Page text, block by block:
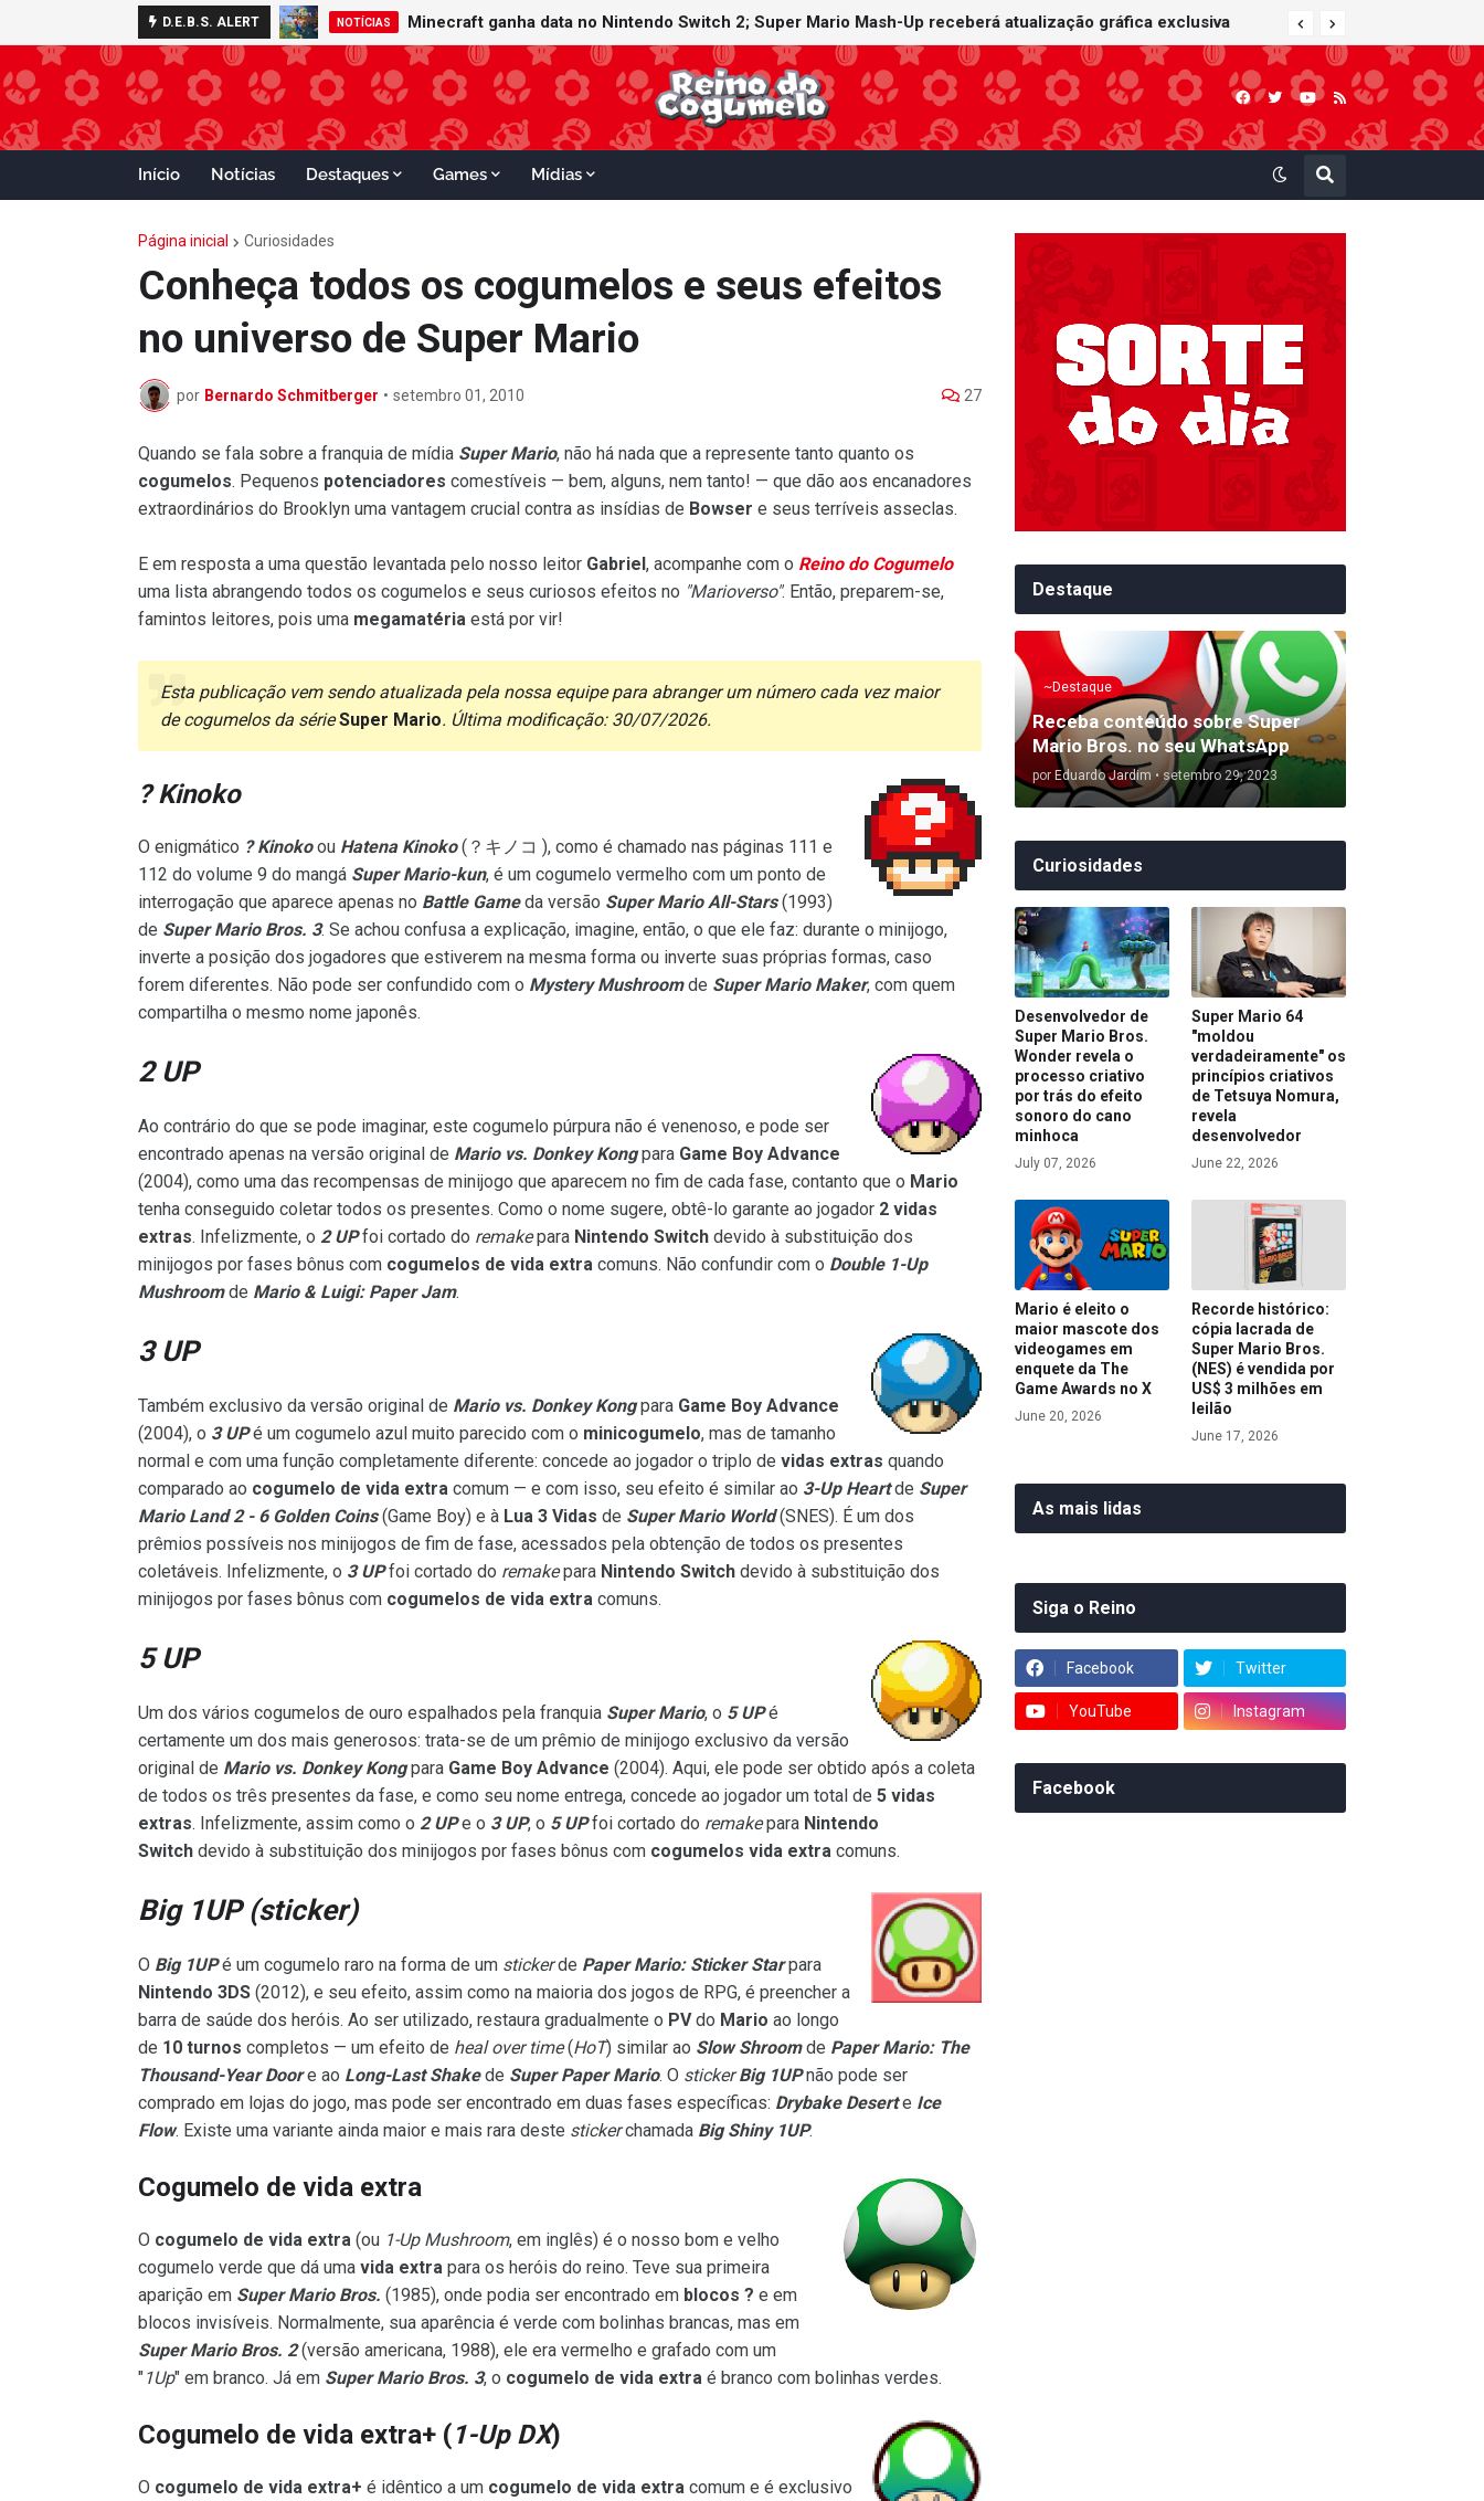
D.E.B.S. ALERT NOTÍCIAS Minecraft ganha data no Nintendo Switch 2; Super Mario Mash-Up receberá atualização gráfica exclusiva
Início Notícias Destaques Games Mídias
Página inicial Curiosidades
Conheça todos os cogumelos e seus efeitos
no universo de Super Mario
por Bernardo Schmitberger • setembro 01, 2010 27
Quando se fala sobre a franquia de mídia Super Mario, não há nada que a represente tanto quanto os
cogumelos. Pequenos potenciadores comestíveis — bem, alguns, nem tanto! — que dão aos encanadores
extraordinários do Brooklyn uma vantagem crucial contra as insídias de Bowser e seus terríveis asseclas.
E em resposta a uma questão levantada pelo nosso leitor Gabriel, acompanhe com o Reino do Cogumelo
uma lista abrangendo todos os cogumelos e seus curiosos efeitos no "Marioverso". Então, preparem-se,
famintos leitores, pois uma megamatéria está por vir!
Esta publicação vem sendo atualizada pela nossa equipe para abranger um número cada vez maior
de cogumelos da sérieSuper Mario. Última modificação: 30/07/2026.
? Kinoko
O enigmático ? Kinokoou Hatena Kinoko(？キノコ ), como é chamado nas páginas 111 e
112 do volume 9 do mangá Super Mario-kun, é um cogumelo vermelho com um ponto de
interrogação que aparece apenas no Battle Gameda versão Super Mario All-Stars(1993)
de Super Mario Bros. 3. Se achou confusa a explicação, imagine, então, o que ele faz: durante o minijogo,
inverte a posição dos jogadores que estiverem na mesma forma ou inverte suas próprias formas, caso
forem diferentes. Não pode ser confundido com o Mystery Mushroomde Super Mario Maker, com quem
compartilha o mesmo nome japonês.
2 UP
Ao contrário do que se pode imaginar, este cogumelo púrpura não é venenoso, e pode ser
encontrado apenas na versão original de Mario vs. Donkey Kongpara Game Boy Advance
(2004), como uma das recompensas de minijogo que aparecem no fim de cada fase, contanto que o Mario
tenha conseguido coletar todos os presentes. Como o nome sugere, obtê-lo garante ao jogador 2 vidas
extras. Infelizmente, o 2 UPfoi cortado do remakepara Nintendo Switch devido à substituição dos
minijogos por fases bônus com cogumelos de vida extra comuns. Não confundir com o Double 1-Up
Mushroomde Mario & Luigi: Paper Jam.
3 UP
Também exclusivo da versão original de Mario vs. Donkey Kongpara Game Boy Advance
(2004), o 3 UPé um cogumelo azul muito parecido com o minicogumelo, mas de tamanho
normal e com uma função completamente diferente: concede ao jogador o triplo de vidas extras quando
comparado ao cogumelo de vida extra comum — e com isso, seu efeito é similar ao 3-Up Heartde Super
Mario Land 2 - 6 Golden Coins(Game Boy) e à Lua 3 Vidas de Super Mario World(SNES). É um dos
prêmios possíveis nos minijogos de fim de fase, acessados pela obtenção de todos os presentes
coletáveis. Infelizmente, o 3 UPfoi cortado do remakepara Nintendo Switch devido à substituição dos
minijogos por fases bônus com cogumelos de vida extra comuns.
5 UP
Um dos vários cogumelos de ouro espalhados pela franquia Super Mario, o 5 UPé
certamente um dos mais generosos: trata-se de um prêmio de minijogo exclusivo da versão
original de Mario vs. Donkey Kongpara Game Boy Advance (2004). Aqui, ele pode ser obtido após a coleta
de todos os três presentes da fase, e como seu nome entrega, concede ao jogador um total de 5 vidas
extras. Infelizmente, assim como o 2 UPe o 3 UP, o 5 UPfoi cortado do remakepara Nintendo
Switch devido à substituição dos minijogos por fases bônus com cogumelos vida extra comuns.
Big 1UP (sticker)
O Big 1UPé um cogumelo raro na forma de um stickerde Paper Mario: Sticker Starpara
Nintendo 3DS (2012), e seu efeito, assim como na maioria dos jogos de RPG, é preencher a
barra de saúde dos heróis. Ao ser utilizado, restaura gradualmente o PVdo Mario ao longo
de 10 turnos completos — um efeito de heal over time(HoT) similar ao Slow Shroomde Paper Mario: The
Thousand-Year Doore ao Long-Last Shakede Super Paper Mario. O sticker Big 1UPnão pode ser
comprado em lojas do jogo, mas pode ser encontrado em duas fases específicas: Drybake Deserte Ice
Flow. Existe uma variante ainda maior e mais rara deste stickerchamada Big Shiny 1UP.
Cogumelo de vida extra
O cogumelo de vida extra (ou 1-Up Mushroom, em inglês) é o nosso bom e velho
cogumelo verde que dá uma vida extra para os heróis do reino. Teve sua primeira
aparição em Super Mario Bros. (1985), onde podia ser encontrado em blocos ? e em
blocos invisíveis. Normalmente, sua aparência é verde com bolinhas brancas, mas em
Super Mario Bros. 2(versão americana, 1988), ele era vermelho e grafado com um
"1Up" em branco. Já em Super Mario Bros. 3, o cogumelo de vida extra é branco com bolinhas verdes.
Cogumelo de vida extra+ (1-Up DX)
O cogumelo de vida extra+ é idêntico a um cogumelo de vida extra comum e é exclusivo
Destaque
~Destaque
Receba conteúdo sobre Super
Mario Bros. no seu WhatsApp
por Eduardo Jardim • setembro 29, 2023
Curiosidades
Desenvolvedor de
Super Mario Bros.
Wonder revela o
processo criativo
por trás do efeito
sonoro do cano
minhoca
July 07, 2026
Super Mario 64
"moldou
verdadeiramente" os
princípios criativos
de Tetsuya Nomura,
revela
desenvolvedor
June 22, 2026
Mario é eleito o
maior mascote dos
videogames em
enquete da The
Game Awards no X
June 20, 2026
Recorde histórico:
cópia lacrada de
Super Mario Bros.
(NES) é vendida por
US$ 3 milhões em
leilão
June 17, 2026
As mais lidas
Siga o Reino
Facebook Twitter
YouTube Instagram
Facebook